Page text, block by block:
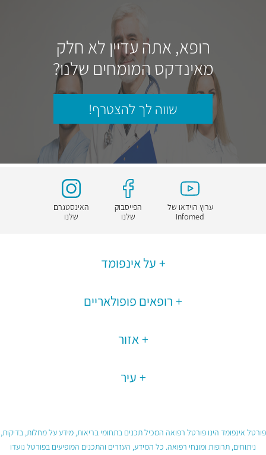
רופא, אתה עדיין לא חלק
מאינדקס המומחים שלנו?
שווה לך להצטרף!
ערוץ הוידאו של
Infomed
הפייסבוק
שלנו
האינסטגרם
שלנו
על אינפומד
רופאים פופולאריים
אזור
עיר
פורטל אינפומד הינו פורטל רפואה המכיל תכנים בתחומי בריאות, מידע על מחלות, בדיקות,
ניתוחים, תרופות ומונחי רפואה. כל המידע, העזרים והתכנים המופיעים בפורטל נועדו